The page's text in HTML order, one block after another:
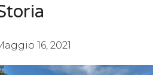
16, 2021